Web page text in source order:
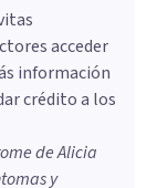
acceder
información
crédito a los
de Alicia
y